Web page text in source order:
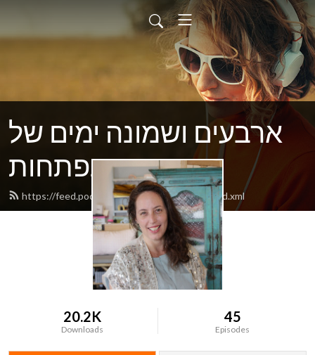
ארבעים ושמונה ימים של
אפשרויות נפתחות
https://feed.podbean.com/taliwittenberg/feed.xml
20.2K
Downloads
45
Episodes